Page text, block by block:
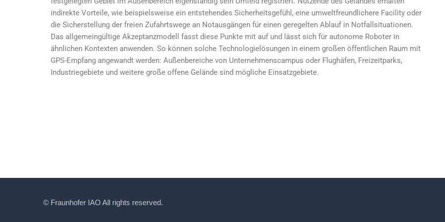
indirekte Vorteile, wie beispielsweise ein entstehendes Sicherheitsgefühl, eine umweltfreundlichere Facility oder
die Sicherstellung der freien Zufahrtswege an Notausgängen für einen geregelten Ablauf in Notfallsituationen.
Das allgemeingültige Akzeptanzmodell fasst diese Punkte mit auf und lässt sich für autonome Roboter in
ähnlichen Kontexten anwenden. So können solche Technologielösungen in einem großen öffentlichen Raum mit
GPS-Empfang angewandt werden: Außenbereiche von Unternehmenscampus oder Flughäfen, Freizeitparks,
Industriegebiete und weitere große offene Gelände sind mögliche Einsatzgebiete.
© Fraunhofer IAO All rights reserved.